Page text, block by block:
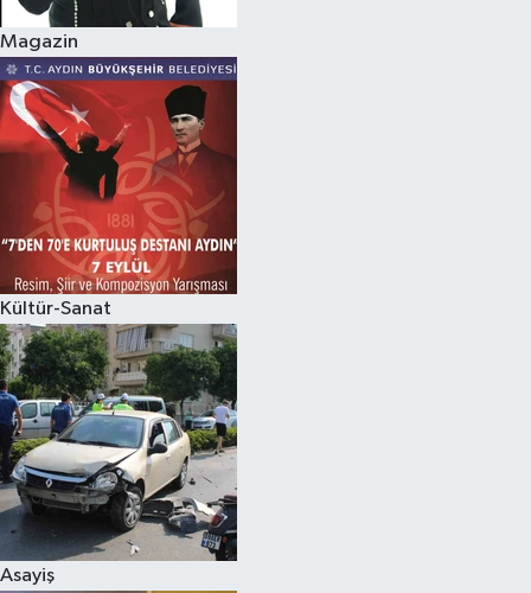
Magazin
Kültür-Sanat
Asayiş